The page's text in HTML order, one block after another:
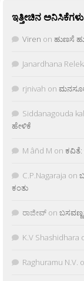
ಇತ್ತೀಚಿನ ಅನಿಸಿಕೆಗಳು
Viren on ಹುಣಸೆ
Janardhana
rjnivah on
Siddanagouda
ಹೇಳಿಕೆ
M âñd M on
C.P.Nagaraja on
ಕಂತು
ರಾಜೀವ್ on
K.V Shashidhara
Raghuramu N.V.